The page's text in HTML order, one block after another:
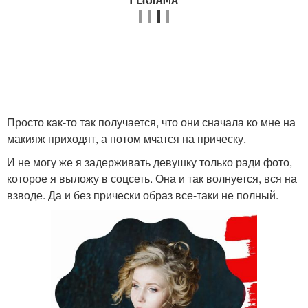
Просто как-то так получается, что они сначала ко мне на
макияж приходят, а потом мчатся на прическу.
И не могу же я задерживать девушку только ради фото,
которое я выложу в соцсеть. Она и так волнуется, вся на
взводе. Да и без прически образ все-таки не полный.